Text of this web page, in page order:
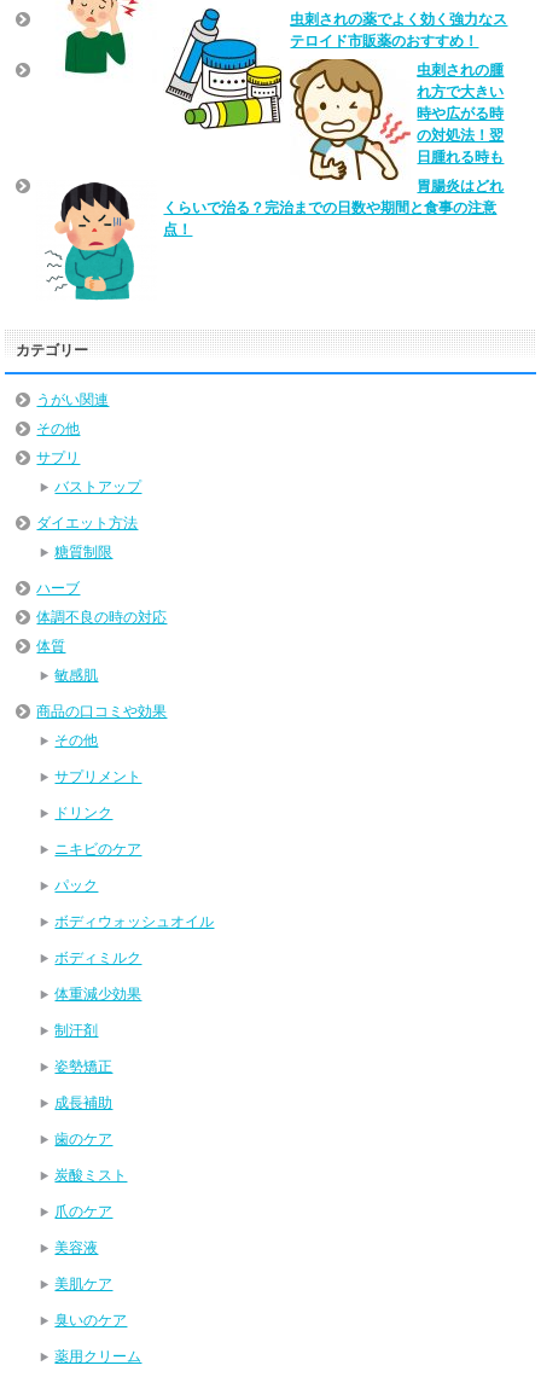
虫刺されの薬でよく効く強力なス
テロイド市販薬のおすすめ！
虫刺されの腫
れ方で大きい
時や広がる時
の対処法！翌
日腫れる時も
胃腸炎はどれ
くらいで治る？完治までの日数や期間と食事の注意
点！
カテゴリー
うがい関連
その他
サプリ
バストアップ
ダイエット方法
糖質制限
ハーブ
体調不良の時の対応
体質
敏感肌
商品の口コミや効果
その他
サプリメント
ドリンク
ニキビのケア
パック
ボディウォッシュオイル
ボディミルク
体重減少効果
制汗剤
姿勢矯正
成長補助
歯のケア
炭酸ミスト
爪のケア
美容液
美肌ケア
臭いのケア
薬用クリーム